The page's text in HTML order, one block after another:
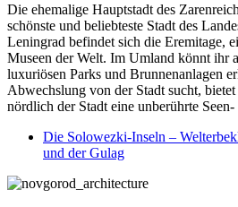
Die ehemalige Hauptstadt des
schönste und beliebteste Stadt des
Leningrad befindet sich die Eremitage,
Museen der Welt. Im Umland könnt ihr
luxuriösen Parks und Brunnenanlagen
Abwechslung von der Stadt sucht,
nördlich der Stadt eine unberührte
Die Solowezki-Inseln –
und der Gulag